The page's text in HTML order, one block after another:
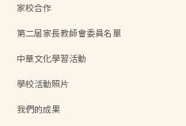
家校合作
第二屆家長教師會委員名單
中華文化學習活動
學校活動照片
我們的成果